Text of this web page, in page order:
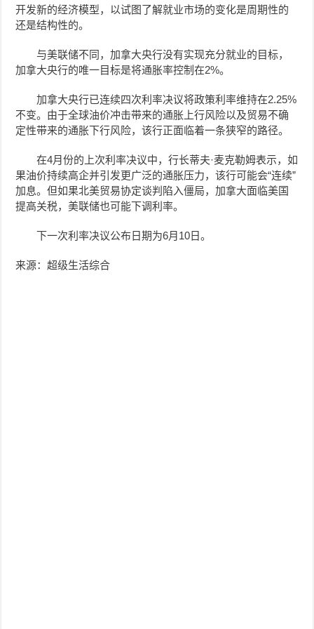
开发新的经济模型，以试图了解就业市场的变化是周期性的
还是结构性的。
与美联储不同，加拿大央行没有实现充分就业的目标，
加拿大央行的唯一目标是将通胀率控制在2%。
加拿大央行已连续四次利率决议将政策利率维持在2.25%
不变。由于全球油价冲击带来的通胀上行风险以及贸易不确
定性带来的通胀下行风险，该行正面临着一条狭窄的路径。
在4月份的上次利率决议中，行长蒂夫·麦克勒姆表示，如
果油价持续高企并引发更广泛的通胀压力，该行可能会“连续”
加息。但如果北美贸易协定谈判陷入僵局，加拿大面临美国
提高关税，美联储也可能下调利率。
下一次利率决议公布日期为6月10日。
来源：超级生活综合